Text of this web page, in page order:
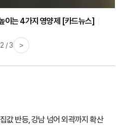
이는 4가지 영양제 [카드뉴스]
3 / 3 >
값 반등, 강남 넘어 외곽까지 확산